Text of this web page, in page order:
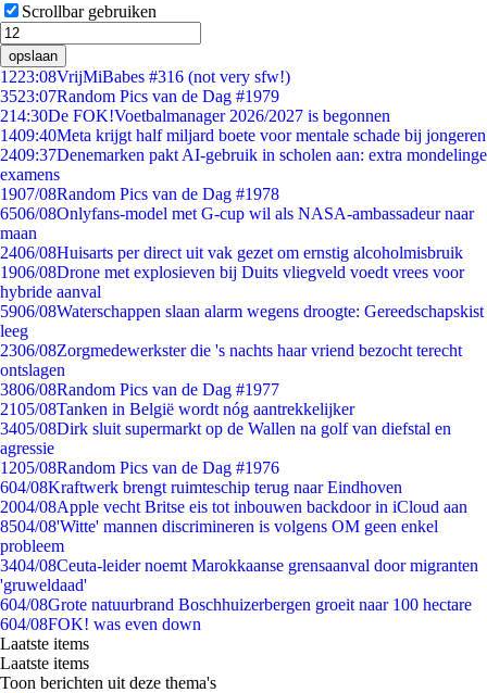
Scrollbar gebruiken
opslaan
1223:08VrijMiBabes #316 (not very sfw!)
3523:07Random Pics van de Dag #1979
214:30De FOK!Voetbalmanager 2026/2027 is begonnen
1409:40Meta krijgt half miljard boete voor mentale schade bij jongeren
2409:37Denemarken pakt AI-gebruik in scholen aan: extra mondelinge
examens
1907/08Random Pics van de Dag #1978
6506/08Onlyfans-model met G-cup wil als NASA-ambassadeur naar
maan
2406/08Huisarts per direct uit vak gezet om ernstig alcoholmisbruik
1906/08Drone met explosieven bij Duits vliegveld voedt vrees voor
hybride aanval
5906/08Waterschappen slaan alarm wegens droogte: Gereedschapskist
leeg
2306/08Zorgmedewerkster die 's nachts haar vriend bezocht terecht
ontslagen
3806/08Random Pics van de Dag #1977
2105/08Tanken in België wordt nóg aantrekkelijker
3405/08Dirk sluit supermarkt op de Wallen na golf van diefstal en
agressie
1205/08Random Pics van de Dag #1976
604/08Kraftwerk brengt ruimteschip terug naar Eindhoven
2004/08Apple vecht Britse eis tot inbouwen backdoor in iCloud aan
8504/08'Witte' mannen discrimineren is volgens OM geen enkel
probleem
3404/08Ceuta-leider noemt Marokkaanse grensaanval door migranten
'gruweldaad'
604/08Grote natuurbrand Boschhuizerbergen groeit naar 100 hectare
604/08FOK! was even down
Laatste items
Laatste items
Toon berichten uit deze thema's